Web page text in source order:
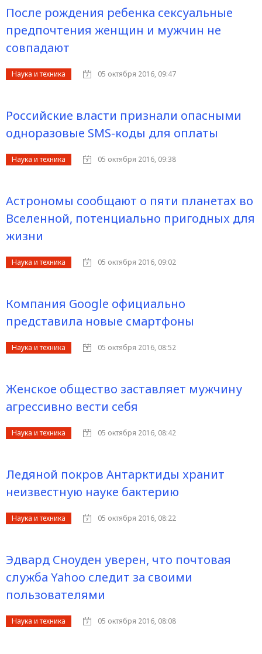
После рождения ребенка сексуальные
предпочтения женщин и мужчин не
совпадают
Наука и техника 05 октября 2016, 09:47
Российские власти признали опасными
одноразовые SMS-коды для оплаты
Наука и техника 05 октября 2016, 09:38
Астрономы сообщают о пяти планетах во
Вселенной, потенциально пригодных для
жизни
Наука и техника 05 октября 2016, 09:02
Компания Google официально
представила новые смартфоны
Наука и техника 05 октября 2016, 08:52
Женское общество заставляет мужчину
агрессивно вести себя
Наука и техника 05 октября 2016, 08:42
Ледяной покров Антарктиды хранит
неизвестную науке бактерию
Наука и техника 05 октября 2016, 08:22
Эдвард Сноуден уверен, что почтовая
служба Yahoo следит за своими
пользователями
Наука и техника 05 октября 2016, 08:08